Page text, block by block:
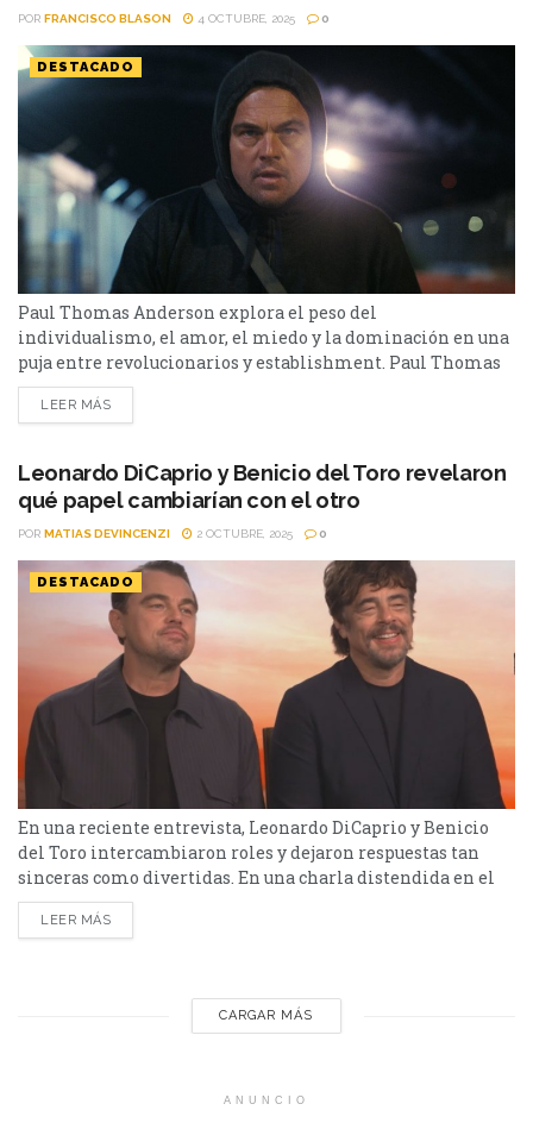
POR FRANCISCO BLASON 4 OCTUBRE, 2025 0
DESTACADO
Paul Thomas Anderson explora el peso del
individualismo, el amor, el miedo y la dominación en una
puja entre revolucionarios y establishment. Paul Thomas
Anderson trae para su décimo primer film una historia
que tiene más de 20 años de cocción, pero que da en la tecla
batalla tras otra se...
LEER MÁS
Leonardo DiCaprio y Benicio del Toro revelaron
qué papel cambiarían con el otro
POR MATIAS DEVINCENZI 2 OCTUBRE, 2025 0
DESTACADO
En una reciente entrevista, Leonardo DiCaprio y Benicio
del Toro intercambiaron roles y dejaron respuestas tan
sinceras como divertidas. En una charla distendida en el
marco de la presentación de Una batalla tras otra,
Leonardo DiCaprio y Benicio del Toro sorprendieron al
LEER MÁS
CARGAR MÁS
ANUNCIO